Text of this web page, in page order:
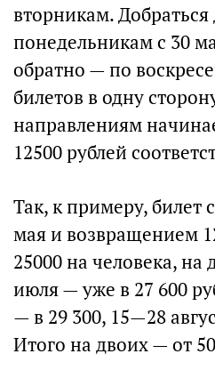
вторникам.
понедельникам с 30
обратно — по
билетов в одну
направлениям
12500 рублей
Так, к примеру, билет
мая и возвращением
25000 на человека,
июля — уже в 27 600
— в 29 300, 15—28
Итого на двоих — от